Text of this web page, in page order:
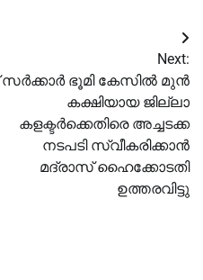
Next:
സർക്കാർ ഭൂമി കേസിൽ മുൻ
കക്ഷിയായ ജില്ലാ
കളക്ടർക്കെതിരെ അച്ചടക്ക
നടപടി സ്വീകരിക്കാൻ
മദ്രാസ് ഹൈക്കോടതി
ഉത്തരവിട്ടു